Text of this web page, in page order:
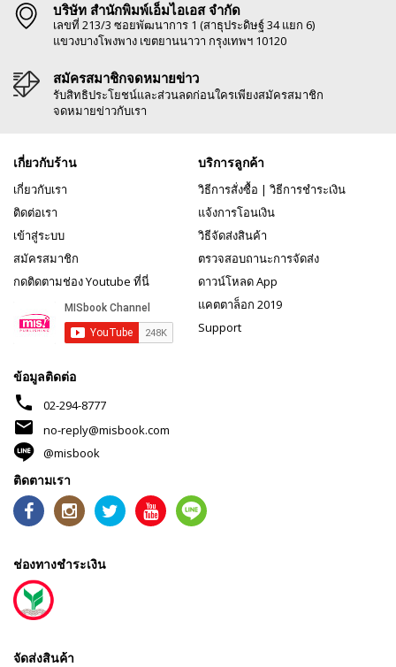
บริษัท สำนักพิมพ์เอ็มไอเอส จำกัด
เลขที่ 213/3 ซอยพัฒนาการ 1 (สาธุประดิษฐ์ 34 แยก 6)
แขวงบางโพงพาง เขตยานนาวา กรุงเทพฯ 10120
สมัครสมาชิกจดหมายข่าว
รับสิทธิประโยชน์และส่วนลดก่อนใครเพียงสมัครสมาชิก
จดหมายข่าวกับเรา
เกี่ยวกับร้าน
เกี่ยวกับเรา
ติดต่อเรา
เข้าสู่ระบบ
สมัครสมาชิก
กดติดตามช่อง Youtube ที่นี่
บริการลูกค้า
วิธีการสั่งซื้อ | วิธีการชำระเงิน
แจ้งการโอนเงิน
วิธีจัดส่งสินค้า
ตรวจสอบถานะการจัดส่ง
ดาวน์โหลด App
แคตตาล็อก 2019
Support
ข้อมูลติดต่อ
phone 02-294-8777
mail
no-reply@misbook.com
@misbook
ติดตามเรา
ช่องทางชำระเงิน
จัดส่งสินค้า